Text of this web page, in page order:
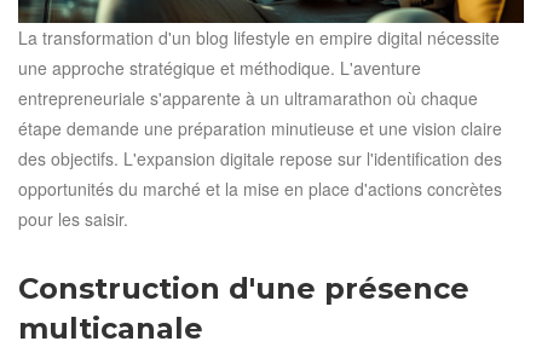
La transformation d'un blog lifestyle en empire digital nécessite
une approche stratégique et méthodique. L'aventure
entrepreneuriale s'apparente à un ultramarathon où chaque
étape demande une préparation minutieuse et une vision claire
des objectifs. L'expansion digitale repose sur l'identification des
opportunités du marché et la mise en place d'actions concrètes
pour les saisir.
Construction d'une présence
multicanale